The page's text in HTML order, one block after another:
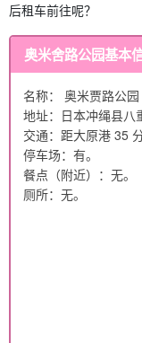
后租车前往呢？
奥米舍路公园基本
名称： 奥米贾路公园
地址：日本冲绳县八
交通：距大原港 35
停车场：有。
餐点（附近）：无。
厕所：无。